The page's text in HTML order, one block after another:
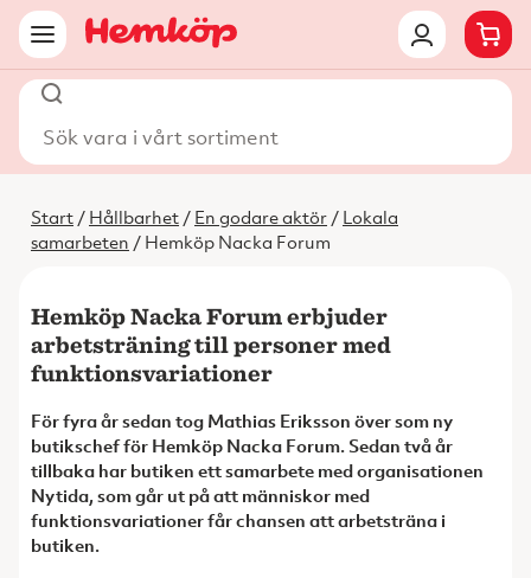
Start / Hållbarhet / En godare aktör / Lokala
samarbeten / Hemköp Nacka Forum
Hemköp Nacka Forum erbjuder
arbetsträning till personer med
funktionsvariationer
För fyra år sedan tog Mathias Eriksson över som ny
butikschef för Hemköp Nacka Forum. Sedan två år
tillbaka har butiken ett samarbete med organisationen
Nytida, som går ut på att människor med
funktionsvariationer får chansen att arbetsträna i
butiken.